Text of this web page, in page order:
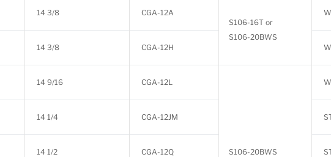
14 3/8
CGA-12A
S106-16T or
S106-20BWS
14 3/8 CGA-12H
14 9/16 CGA-12L
S106-20BWS
14 1/4 CGA-12JM
14 1/2 CGA-12Q